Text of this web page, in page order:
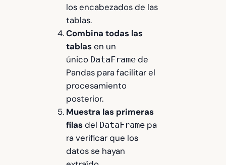
los encabezados de las
tablas.
Combina todas las
tablas en un
único DataFrame de
Pandas para facilitar el
procesamiento
posterior.
Muestra las primeras
filas del DataFrame pa
ra verificar que los
datos se hayan